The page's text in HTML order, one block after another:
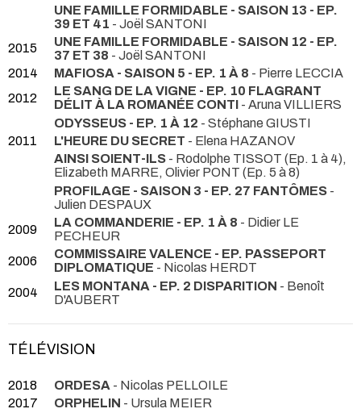
UNE FAMILLE FORMIDABLE - SAISON 13 - EP.
39 ET 41 - Joël SANTONI
2015
UNE FAMILLE FORMIDABLE - SAISON 12 - EP.
37 ET 38 - Joël SANTONI
2014
MAFIOSA - SAISON 5 - EP. 1 À 8 - Pierre LECCIA
2012
LE SANG DE LA VIGNE - EP. 10 FLAGRANT
DÉLIT À LA ROMANÉE CONTI - Aruna VILLIERS
ODYSSEUS - EP. 1 À 12 - Stéphane GIUSTI
2011
L'HEURE DU SECRET - Elena HAZANOV
AINSI SOIENT-ILS - Rodolphe TISSOT (Ep. 1 à 4),
Elizabeth MARRE, Olivier PONT (Ep. 5 à 8)
PROFILAGE - SAISON 3 - EP. 27 FANTÔMES -
Julien DESPAUX
2009
LA COMMANDERIE - EP. 1 À 8 - Didier LE
PECHEUR
2006
COMMISSAIRE VALENCE - EP. PASSEPORT
DIPLOMATIQUE - Nicolas HERDT
2004
LES MONTANA - EP. 2 DISPARITION - Benoît
D'AUBERT
TÉLÉVISION
2018 ORDESA - Nicolas PELLOILE
2017
ORPHELIN - Ursula MEIER